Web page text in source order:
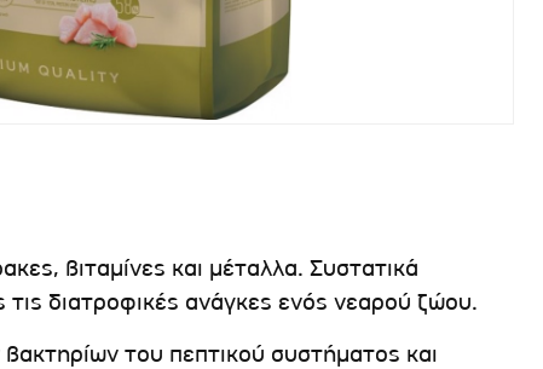
βιταμίνες και μέταλλα. Συστατικά
διατροφικές ανάγκες ενός νεαρού ζώου.
του πεπτικού συστήματος και